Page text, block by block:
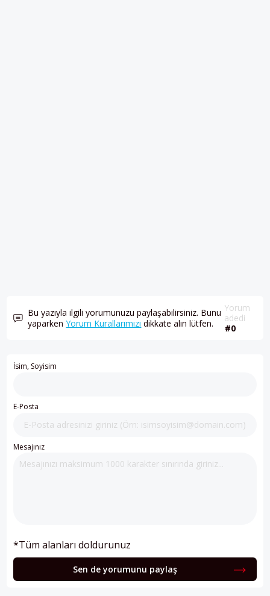
Bu yazıyla ilgili yorumunuzu paylaşabilirsiniz. Bunu
yaparkenYorum Kurallarımızı dikkate alın lütfen.
Yorum
adedi
#0
İsim, Soyisim
E-Posta
Mesajınız
*Tüm alanları doldurunuz
Sen de yorumunu paylaş